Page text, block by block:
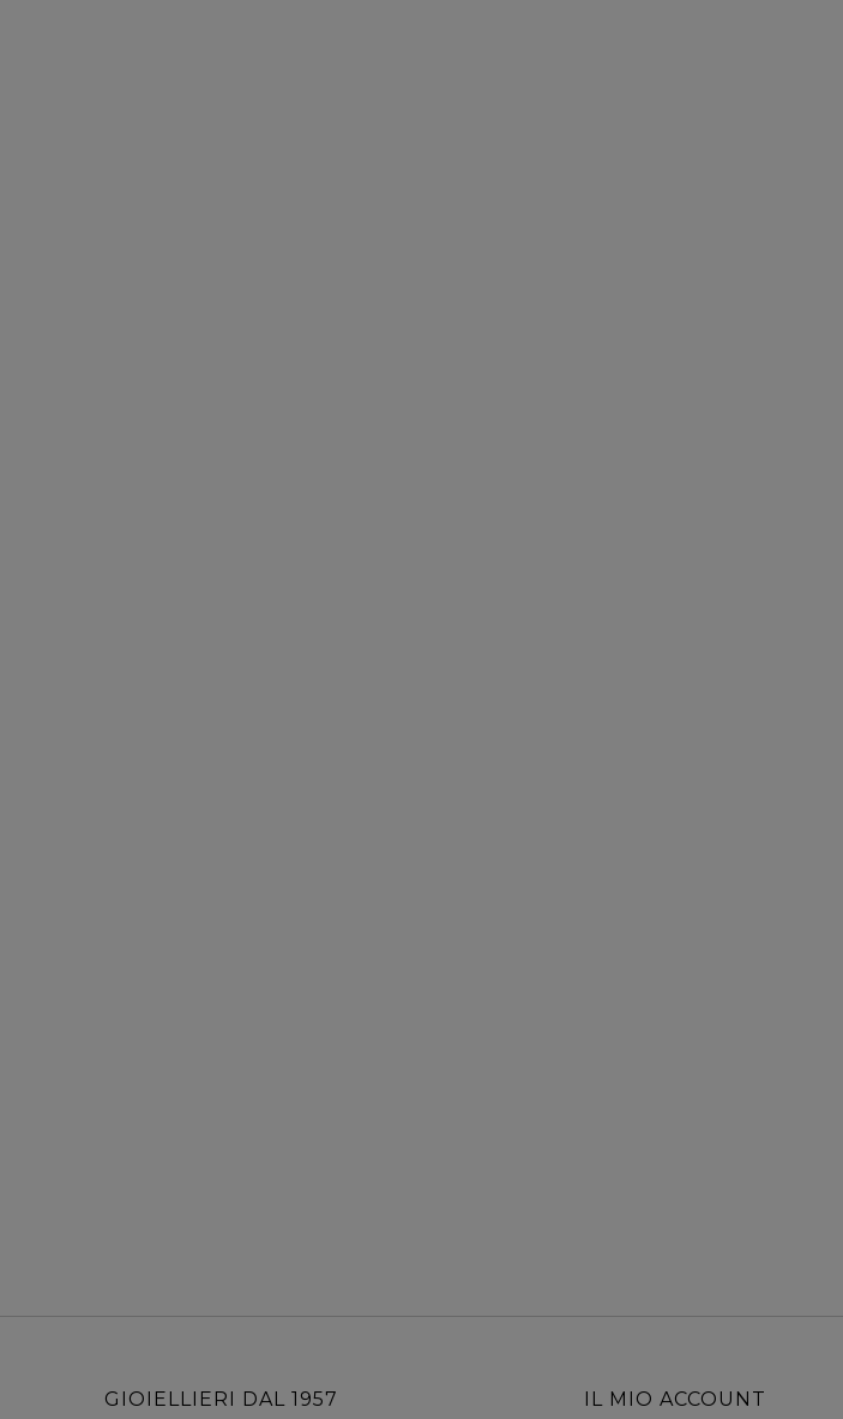
GIOIELLIERI DAL 1957 IL MIO ACCOUNT